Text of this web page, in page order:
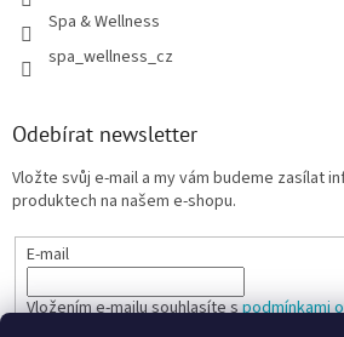
Spa & Wellness
spa_wellness_cz
Odebírat newsletter
Vložte svůj e-mail a my vám budeme zasílat
produktech na našem e-shopu.
E-mail
Vložením e-mailu souhlasíte spodmínkami